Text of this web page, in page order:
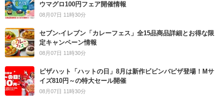
ウマグロ100円フェア開催情報
08月07日 11時30分
セブン‐イレブン「カレーフェス」全15品商品詳細とお得な限
定キャンペーン情報
08月07日 11時30分
ピザハット「ハットの日」8月は新作ビビンバピザ登場！Mサ
イズ810円～の特大セール開催
08月07日 11時30分